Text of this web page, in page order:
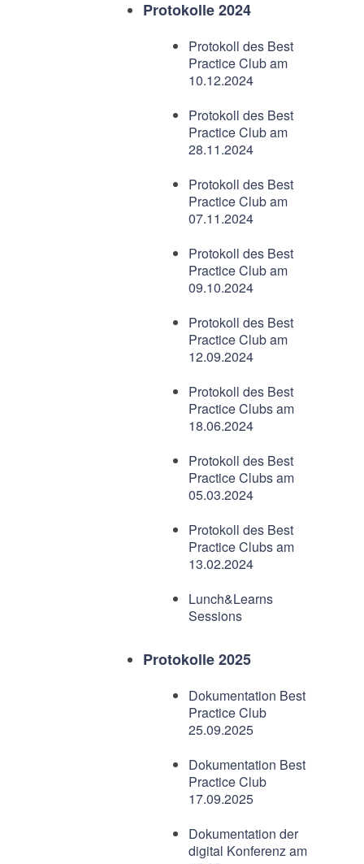
Protokolle 2024
Protokoll des Best
Practice Club am
10.12.2024
Protokoll des Best
Practice Club am
28.11.2024
Protokoll des Best
Practice Club am
07.11.2024
Protokoll des Best
Practice Club am
09.10.2024
Protokoll des Best
Practice Club am
12.09.2024
Protokoll des Best
Practice Clubs am
18.06.2024
Protokoll des Best
Practice Clubs am
05.03.2024
Protokoll des Best
Practice Clubs am
13.02.2024
Lunch&Learns
Sessions
Protokolle 2025
Dokumentation Best
Practice Club
25.09.2025
Dokumentation Best
Practice Club
17.09.2025
Dokumentation der
digital Konferenz am